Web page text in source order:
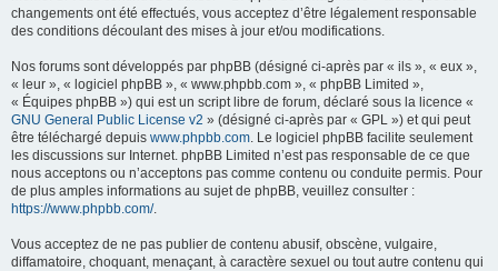
changements ont été effectués, vous acceptez d’être légalement responsable
des conditions découlant des mises à jour et/ou modifications.
Nos forums sont développés par phpBB (désigné ci-après par « ils », « eux »,
« leur », « logiciel phpBB », « www.phpbb.com », « phpBB Limited »,
« Équipes phpBB ») qui est un script libre de forum, déclaré sous la licence «
GNU General Public License v2 » (désigné ci-après par « GPL ») et qui peut
être téléchargé depuis www.phpbb.com. Le logiciel phpBB facilite seulement
les discussions sur Internet. phpBB Limited n’est pas responsable de ce que
nous acceptons ou n’acceptons pas comme contenu ou conduite permis. Pour
de plus amples informations au sujet de phpBB, veuillez consulter :
https://www.phpbb.com/.
Vous acceptez de ne pas publier de contenu abusif, obscène, vulgaire,
diffamatoire, choquant, menaçant, à caractère sexuel ou tout autre contenu qui